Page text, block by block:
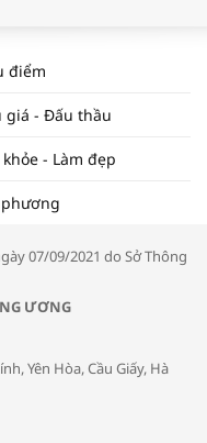
VÀ NĂM 2025 | NHỊP
#62
tiến thương mại: Khơi
phòng tránh bệnh
trong thời tiết giao mùa
điểm
giá - Đấu thầu
khỏe - Làm đẹp
07/09/2021 do Sở Thông
ƯƠNG
Yên Hòa, Cầu Giấy, Hà